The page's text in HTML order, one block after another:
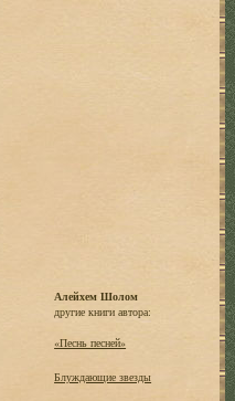
Алейхем Шолом
другие книги автора:
«Песнь песней»
Блуждающие звезды